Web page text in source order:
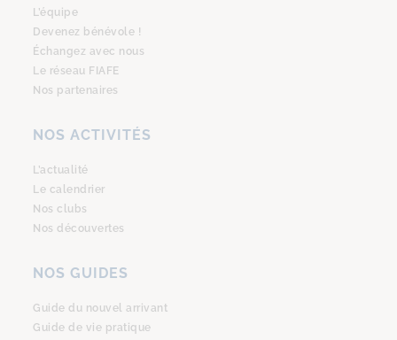
L’équipe
Devenez bénévole !
Échangez avec nous
Le réseau FIAFE
Nos partenaires
NOS ACTIVITÉS
L’actualité
Le calendrier
Nos clubs
Nos découvertes
NOS GUIDES
Guide du nouvel arrivant
Guide de vie pratique